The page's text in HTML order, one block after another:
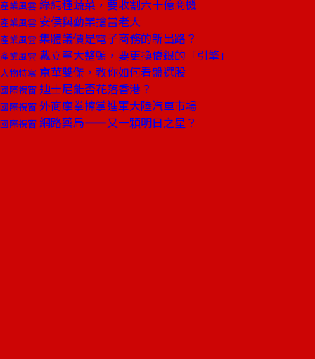
產業風雲 綠純種蔬菜，要收割六十億商機
產業風雲 安侯與勤業搶當老大
產業風雲 集體議價是電子商務的新出路？
產業風雲 戴立寧大整頓，要更換僑銀的「引擎」
人物特寫 京華雙傑，教你如何看盤選股
國際視窗 迪士尼能否花落香港？
國際視窗 外商摩拳擦掌進軍大陸汽車市場
國際視窗 網路藥局——又一顆明日之星？